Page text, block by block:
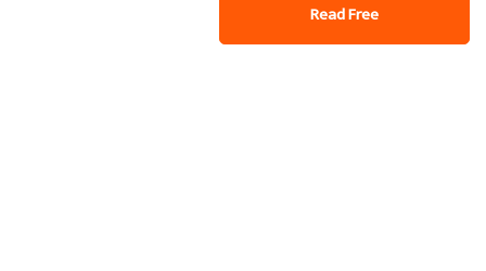
Read Free